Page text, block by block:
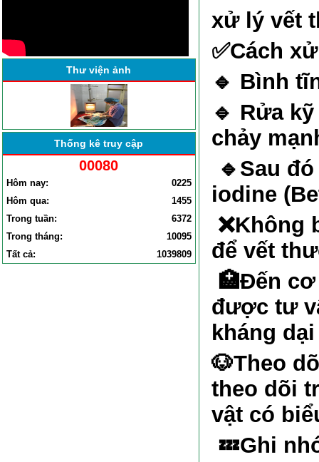
ĐỊNH TỔ CHỨC HỘI NGHỊ
SƠ KẾT CÔNG TÁC BỆNH
VIỆN . . .
Thư viện ảnh
Thống kê truy cập
00080
Hôm nay:
0225
Hôm qua:
1455
Trong tuần:
6372
Trong tháng:
10095
Tất cả:
1039809
xử lý vết
✅Cách
🔹 Bình
🔹 Rửa
chảy
🔹 Sau
iodine
❌Không
để vết
🏥Đến cơ
được tư
kháng
🐶Theo
theo dõi
vật có
💤Ghi